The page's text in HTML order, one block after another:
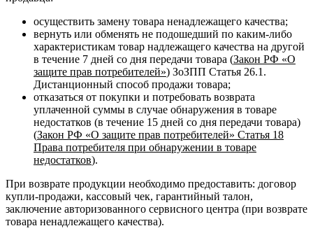
осуществить замену товара ненадлежащего качества;
вернуть или обменять не подошедший по каким-либо
характеристикам товар надлежащего качества на другой
в течение 7 дней со дня передачи товара (Закон РФ «О
защите прав потребителей») ЗоЗПП Статья 26.1.
Дистанционный способ продажи товара;
отказаться от покупки и потребовать возврата
уплаченной суммы в случае обнаружения в товаре
недостатков (в течение 15 дней со дня передачи товара)
(Закон РФ «О защите прав потребителей» Статья 18
Права потребителя при обнаружении в товаре
недостатков).
При возврате продукции необходимо предоставить: договор
купли-продажи, кассовый чек, гарантийный талон,
заключение авторизованного сервисного центра (при возврате
товара ненадлежащего качества).